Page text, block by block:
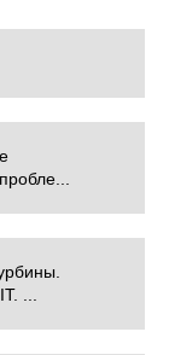
...